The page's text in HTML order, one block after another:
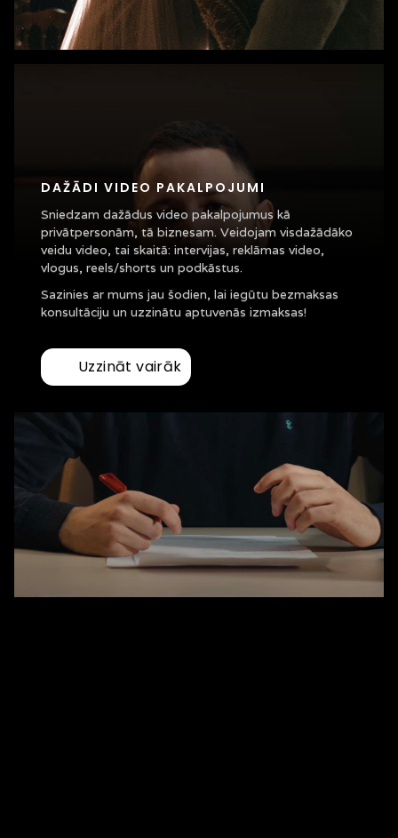
DAŽĀDI VIDEO PAKALPOJUMI
Sniedzam dažādus video pakalpojumus kā
privātpersonām, tā biznesam. Veidojam visdažādāko
veidu video, tai skaitā: intervijas, reklāmas video,
vlogus, reels/shorts un podkāstus.
Sazinies ar mums jau šodien, lai iegūtu bezmaksas
konsultāciju un uzzinātu aptuvenās izmaksas!
Uzzināt vairāk